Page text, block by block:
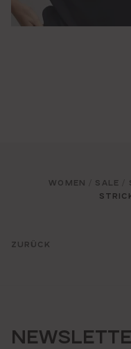
ZURÜCK
WOMEN SALE